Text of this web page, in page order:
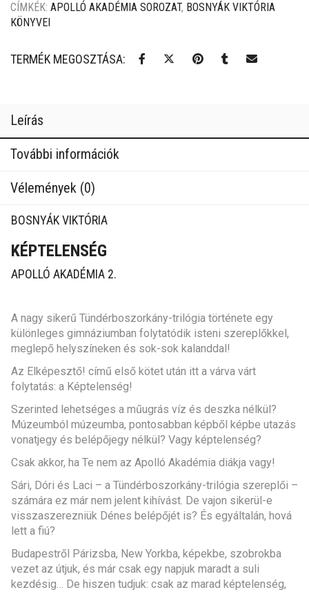
CÍMKÉK: APOLLÓ AKADÉMIA SOROZAT, BOSNYÁK VIKTÓRIA
KÖNYVEI
TERMÉK MEGOSZTÁSA:
Leírás
További információk
Vélemények (0)
BOSNYÁK VIKTÓRIA
KÉPTELENSÉG
APOLLÓ AKADÉMIA 2.
A nagy sikerű Tündérboszorkány-trilógia története egy
különleges gimnáziumban folytatódik isteni szereplőkkel,
meglepő helyszíneken és sok-sok kalanddal!
Az Elképesztő! című első kötet után itt a várva várt
folytatás: a Képtelenség!
Szerinted lehetséges a műugrás víz és deszka nélkül?
Múzeumból múzeumba, pontosabban képből képbe utazás
vonatjegy és belépőjegy nélkül? Vagy képtelenség?
Csak akkor, ha Te nem az Apolló Akadémia diákja vagy!
Sári, Dóri és Laci – a Tündérboszorkány-trilógia szereplői –
számára ez már nem jelent kihívást. De vajon sikerül-e
visszaszerezniük Dénes belépőjét is? És egyáltalán, hová
lett a fiú?
Budapestről Párizsba, New Yorkba, képekbe, szobrokba
vezet az útjuk, és már csak egy napjuk maradt a suli
kezdésig… De hiszen tudjuk: csak az marad képtelenség,